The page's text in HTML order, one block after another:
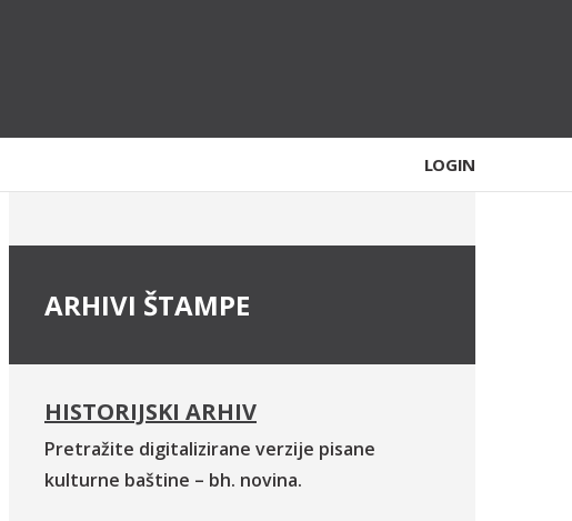
LOGIN
ARHIVI ŠTAMPE
HISTORIJSKI ARHIV
Pretražite digitalizirane verzije pisane
kulturne baštine – bh. novina.